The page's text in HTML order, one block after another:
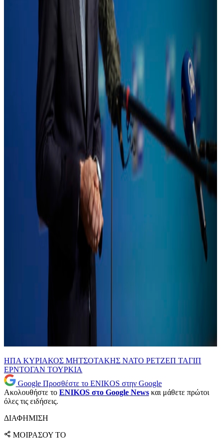
ΗΠΑ ΚΥΡΙΑΚΟΣ ΜΗΤΣΟΤΑΚΗΣ ΝΑΤΟ ΡΕΤΖΕΠ ΤΑΓΙΠ
ΕΡΝΤΟΓΑΝ ΤΟΥΡΚΙΑ
Google Προσθέστε το ENIKOS στην Google
Ακολουθήστε το ENIKOS στο Google News και μάθετε πρώτοι
όλες τις ειδήσεις.
ΔΙΑΦΗΜΙΣΗ
ΜΟΙΡΑΣΟΥ ΤΟ